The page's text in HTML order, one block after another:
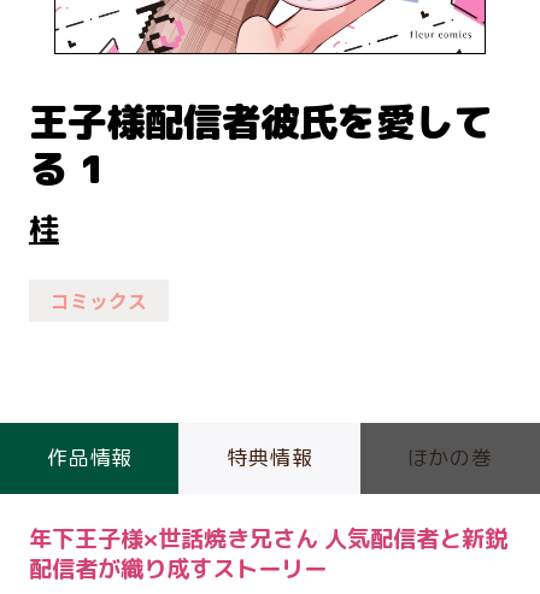
王子様配信者彼氏を愛して
る 1
桂
コミックス
作品情報 特典情報 ほかの巻
年下王子様×世話焼き兄さん 人気配信者と新鋭
配信者が織り成すストーリー